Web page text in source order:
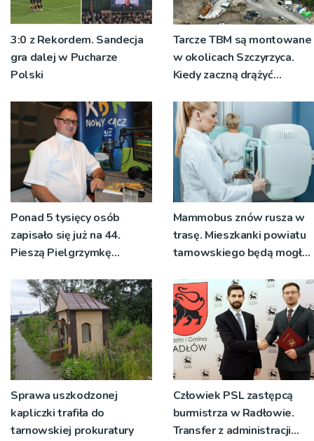
3:0 z Rekordem. Sandecja
gra dalej w Pucharze
Polski
Tarcze TBM są montowane
w okolicach Szczyrzyca.
Kiedy zaczną drążyć
Ponad 5 tysięcy osób
zapisało się już na 44.
Pieszą Pielgrzymkę
Mammobus znów rusza w
trasę. Mieszkanki powiatu
tarnowskiego będą mogły
badania
Sprawa uszkodzonej
kapliczki trafiła do
tarnowskiej prokuratury
Człowiek PSL zastępcą
burmistrza w Radłowie.
Transfer z administracji